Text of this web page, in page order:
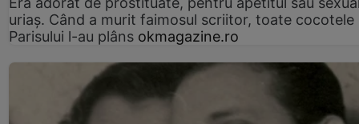
uriaș. Când a murit faimosul scriitor, toate cocotele
Parisului l-au plâns okmagazine.ro